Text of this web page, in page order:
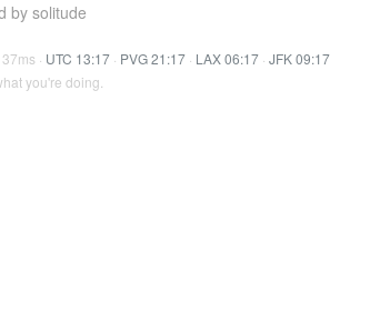
by solitude
· UTC 13:17 · PVG 21:17 · LAX 06:17 · JFK 09:17
you're doing.